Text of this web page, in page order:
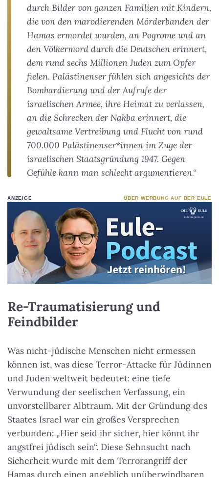
durch Bilder von ganzen Familien mit Kindern,
die von den marodierenden Mörderbanden der
Hamas ermordet wurden, an Pogrome und an
den Völkermord durch die Deutschen erinnert,
dem rund sechs Millionen Juden zum Opfer
fielen. Palästinenser fühlen sich angesichts der
Bombardierung und der Aufrufe der
israelischen Armee, ihre Heimat zu verlassen,
an die Schrecken der Nakba erinnert, die
gewaltsame Vertreibung und Flucht von rund
700.000 Palästinenser*innen im Zuge der
israelischen Staatsgründung 1947. Gegen
Gefühle kann man schlecht argumentieren.“
ANZEIGE ÜBER WERBUNG AUF DER EULE
Re-Traumatisierung und
Feindbilder
Was nicht-jüdische Menschen nicht ermessen
können ist, was diese Terror-Attacke für Jüdinnen
und Juden weltweit bedeutet: eine tiefe
Verwundung der seelischen Verfassung, ein
unvorstellbarer Albtraum. Mit der Gründung des
Staates Israel war ein großes Versprechen
verbunden: „Hier seid ihr sicher, hier könnt ihr
angstfrei jüdisch sein“. Diese Sehnsucht nach
Sicherheit wurde mit dem Terrorangriff der
Hamas durch einen angeblich unüberwindbaren